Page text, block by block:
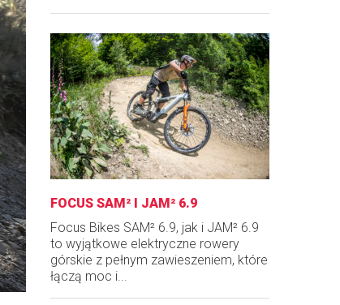
FOCUS SAM² I JAM² 6.9
Focus Bikes SAM² 6.9, jak i JAM² 6.9
to wyjątkowe elektryczne rowery
górskie z pełnym zawieszeniem, które
łączą moc i...